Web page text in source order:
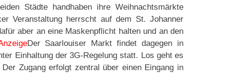
Städte handhaben ihre Weihnachtsmärkte
Veranstaltung herrscht auf dem St. Johanner
aber an eine Maskenpflicht halten und an den
Der Saarlouiser Markt findet dagegen in
Einhaltung der 3G-Regelung statt. Los geht es
Zugang erfolgt zentral über einen Eingang in